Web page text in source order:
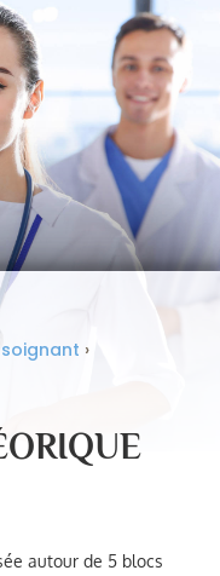
›
autour de 5 blocs